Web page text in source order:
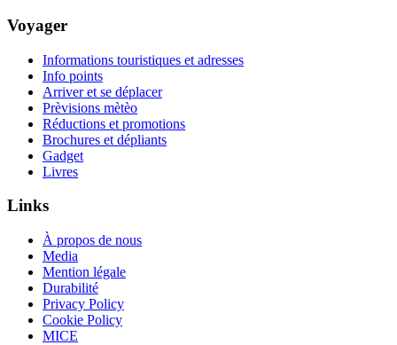
Voyager
Informations touristiques et adresses
Info points
Arriver et se déplacer
Prèvisions mètèo
Réductions et promotions
Brochures et dépliants
Gadget
Livres
Links
À propos de nous
Media
Mention légale
Durabilité
Privacy Policy
Cookie Policy
MICE